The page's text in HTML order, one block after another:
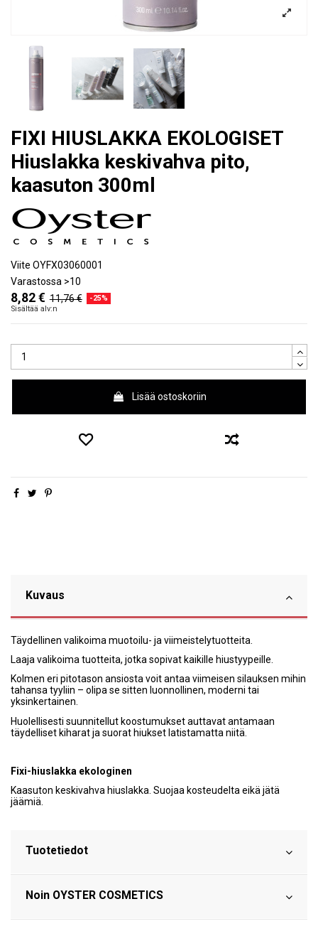
FIXI HIUSLAKKA EKOLOGISET
Hiuslakka keskivahva pito,
kaasuton 300ml
Viite OYFX03060001
Varastossa >10
8,82 € 11,76 €
-25%
Sisältää alv:n
Lisää ostoskoriin
Kuvaus
Täydellinen valikoima muotoilu- ja viimeistelytuotteita.
Laaja valikoima tuotteita, jotka sopivat kaikille hiustyypeille.
Kolmen eri pitotason ansiosta voit antaa viimeisen silauksen mihin
tahansa tyyliin – olipa se sitten luonnollinen, moderni tai
yksinkertainen.
Huolellisesti suunnitellut koostumukset auttavat antamaan
täydelliset kiharat ja suorat hiukset latistamatta niitä.
Fixi-hiuslakka ekologinen
Kaasuton keskivahva hiuslakka. Suojaa kosteudelta eikä jätä
jäämiä.
Tuotetiedot
Noin OYSTER COSMETICS